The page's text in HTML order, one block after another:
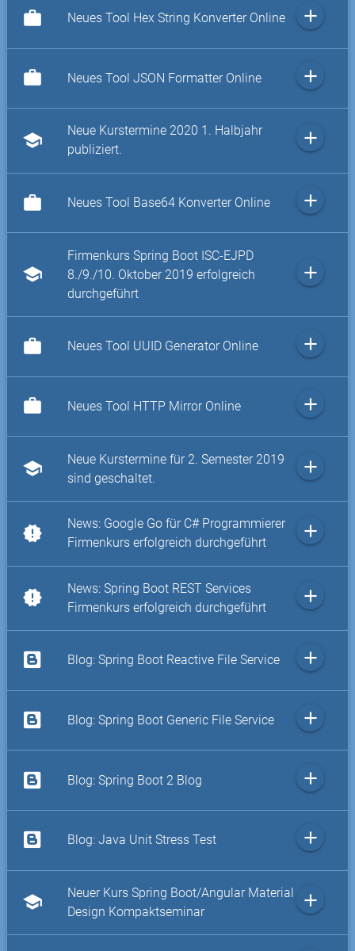
work Neues Tool Hex String Konverter Online add
work Neues Tool JSON Formatter Online add
school
Neue Kurstermine 2020 1. Halbjahr
publiziert.
add
work Neues Tool Base64 Konverter Online add
school
Firmenkurs Spring Boot ISC-EJPD
8./9./10. Oktober 2019 erfolgreich
durchgeführt
add
work Neues Tool UUID Generator Online add
work Neues Tool HTTP Mirror Online add
school
Neue Kurstermine für 2. Semester 2019
sind geschaltet.
add
new_releases
News: Google Go für C# Programmierer
Firmenkurs erfolgreich durchgeführt
add
new_releases
News: Spring Boot REST Services
Firmenkurs erfolgreich durchgeführt
add
Blog: Spring Boot Reactive File Service add
Blog: Spring Boot Generic File Service add
Blog: Spring Boot 2 Blog add
Blog: Java Unit Stress Test add
school
Neuer Kurs Spring Boot/Angular Material
Design Kompaktseminar
add